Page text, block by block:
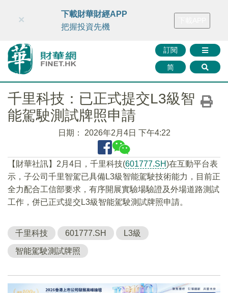
財華智庫網 FINTV FINMETA 財華證券 媒體矩陣
訂閱
简
×
下載財華財經APP
把握投資先機
千里科技：已正式提交L3級智
能駕駛測試牌照申請
日期： 2026年2月4日 下午4:22
【財華社訊】2月4日，千里科技(601777.SH)在互動平台表
示，子公司千里智駕已具備L3級智能駕駛技術能力，目前正
全力配合工信部要求，有序開展實驗場驗證及外場道路測試
工作，併已正式提交L3級智能駕駛測試牌照申請。
千里科技 601777.SH L3級
智能駕駛測試牌照